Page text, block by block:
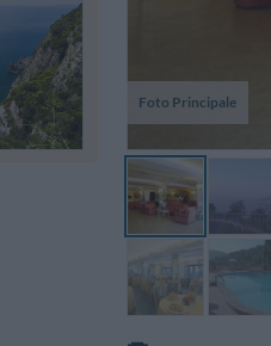
Foto Principale